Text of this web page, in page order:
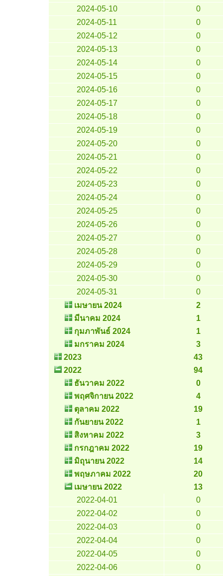
2024-05-10
0
2024-05-11
0
2024-05-12
0
2024-05-13
0
2024-05-14
0
2024-05-15
0
2024-05-16
0
2024-05-17
0
2024-05-18
0
2024-05-19
0
2024-05-20
0
2024-05-21
0
2024-05-22
0
2024-05-23
0
2024-05-24
0
2024-05-25
0
2024-05-26
0
2024-05-27
0
2024-05-28
0
2024-05-29
0
2024-05-30
0
2024-05-31
0
เมษายน 2024
2
มีนาคม 2024
1
กุมภาพันธ์ 2024
1
มกราคม 2024
3
2023
43
2022
94
ธันวาคม 2022
0
พฤศจิกายน 2022
4
ตุลาคม 2022
19
กันยายน 2022
1
สิงหาคม 2022
3
กรกฎาคม 2022
19
มิถุนายน 2022
14
พฤษภาคม 2022
20
เมษายน 2022
13
2022-04-01
0
2022-04-02
0
2022-04-03
0
2022-04-04
0
2022-04-05
0
2022-04-06
0